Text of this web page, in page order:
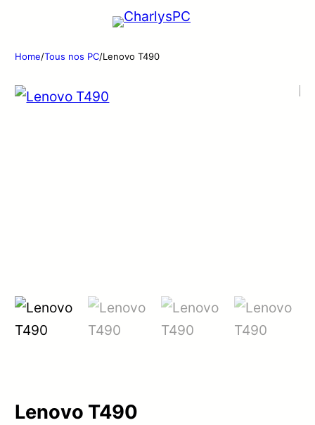
Home/Tous nos PC/Lenovo T490
Lenovo T490